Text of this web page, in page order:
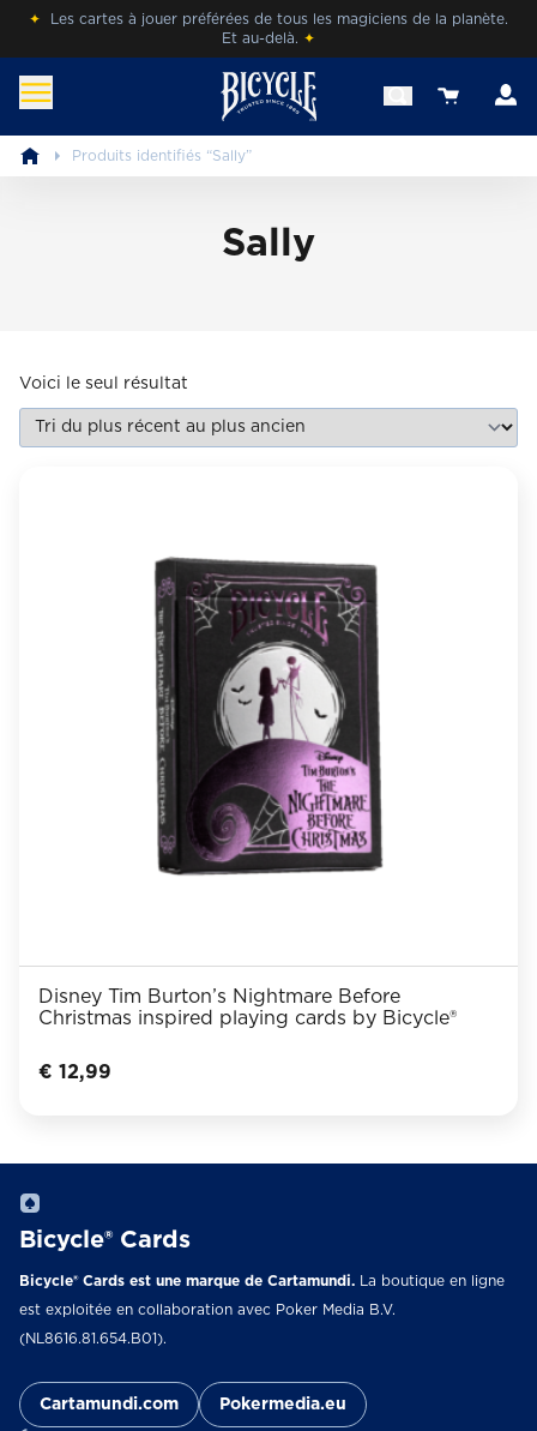
Skip✦ Les cartes à jouer préférées de tous les magiciens de la planète.
Et au-delà. ✦
befr.bicyclecards.com
Beleef de magie van Bicycle® Cards.
View your
Produits identifiés “Sally”
Sally
Voici le seul résultat
Disney Tim Burton’s Nightmare Before
Christmas inspired playing cards by Bicycle®
€ 12,99
Bicycle® Cards
Bicycle® Cards est une marque de Cartamundi.
La boutique en ligne
est exploitée en collaboration avec Poker Media B.V.
(NL8616.81.654.B01).
Cartamundi.com Pokermedia.eu